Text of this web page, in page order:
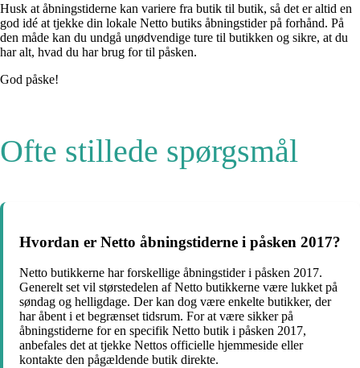
Husk at åbningstiderne kan variere fra butik til butik, så det er altid en
god idé at tjekke din lokale Netto butiks åbningstider på forhånd. På
den måde kan du undgå unødvendige ture til butikken og sikre, at du
har alt, hvad du har brug for til påsken.
God påske!
Ofte stillede spørgsmål
Hvordan er Netto åbningstiderne i påsken 2017?
Netto butikkerne har forskellige åbningstider i påsken 2017.
Generelt set vil størstedelen af Netto butikkerne være lukket på
søndag og helligdage. Der kan dog være enkelte butikker, der
har åbent i et begrænset tidsrum. For at være sikker på
åbningstiderne for en specifik Netto butik i påsken 2017,
anbefales det at tjekke Nettos officielle hjemmeside eller
kontakte den pågældende butik direkte.